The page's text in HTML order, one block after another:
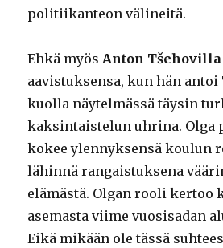
politiikanteon välineitä.
Ehkä myös Anton Tšehovilla
aavistuksensa, kun hän antoi
kuolla näytelmässä täysin
kaksintaistelun uhrina. Olga
kokee ylennyksensä koulun
lähinnä rangaistuksena
elämästä. Olgan rooli kertoo
asemasta viime vuosisadan
Eikä mikään ole tässä